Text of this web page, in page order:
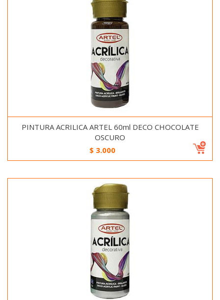
PINTURA ACRILICA ARTEL 60ml DECO CHOCOLATE
OSCURO
$ 3.000